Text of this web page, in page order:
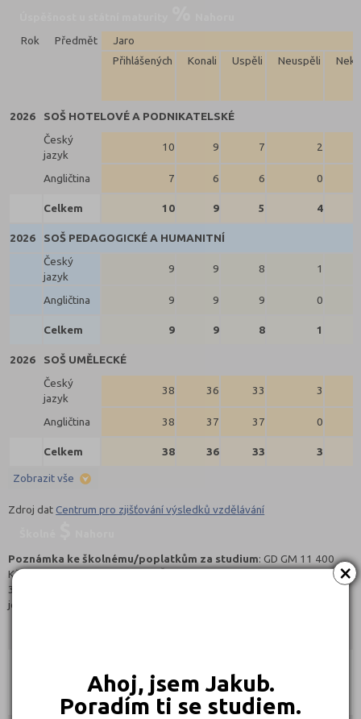
×
Ahoj, jsem Jakub.
Poradím ti se studiem.
Rok
Předmět
Jaro
Přihlášených
Konali Uspěli Neuspěli
2026
SOŠ HOTELOVÉ A PODNIKATELSKÉ
Český
jazyk
10 9 7 2
Angličtina 7 6 6 0
Celkem 10 9 5 4
2026
SOŠ PEDAGOGICKÉ A HUMANITNÍ
Český
jazyk
9 9 8 1
Angličtina 9 9 9 0
Celkem 9 9 8 1
2026
SOŠ UMĚLECKÉ
Český
jazyk
38 36 33 3
Angličtina 38 37 37 0
Celkem 38 36 33 3
Zobrazit vše
Zdroj datCentrum pro zjišťování výsledků vzdělávání
Poznámka ke školnému/poplatkům za studium: GD GM 11 400
Kč/rok, GD HG 13 200 Kč/rok, VČ 9 000 Kč/rok, MNO 4 200 Kč/rok, EP
3 000 Kč/rok, A 6 000 Kč/rok podrobnosti a možnosti stipendií u
jednotlivých oborů
Jak se dostat na střední školu